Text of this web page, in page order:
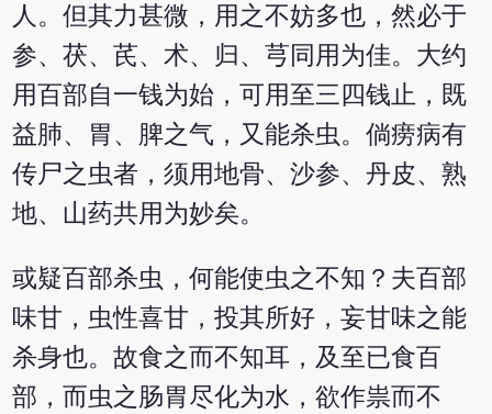
人。但其力甚微，用之不妨多也，然必于
参、茯、芪、术、归、芎同用为佳。大约
用百部自一钱为始，可用至三四钱止，既
益肺、胃、脾之气，又能杀虫。倘痨病有
传尸之虫者，须用地骨、沙参、丹皮、熟
地、山药共用为妙矣。
或疑百部杀虫，何能使虫之不知？夫百部
味甘，虫性喜甘，投其所好，妄甘味之能
杀身也。故食之而不知耳，及至已食百
部，而虫之肠胃尽化为水，欲作祟而不